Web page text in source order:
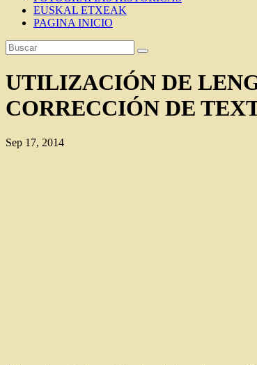
EUSKAL ETXEAK
PAGINA INICIO
UTILIZACIÓN DE
CORRECCIÓN DE
Sep 17, 2014